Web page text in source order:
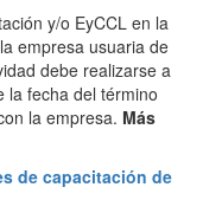
y/o EyCCL en la
empresa usuaria de
debe realizarse a
la fecha del término
la empresa. Más
de capacitación de